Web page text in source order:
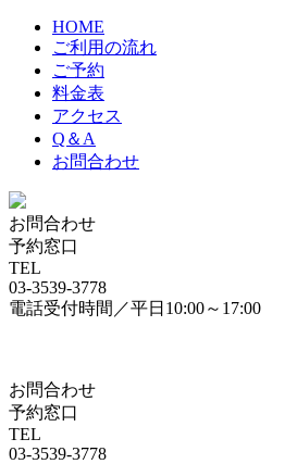
HOME
ご利用の流れ
ご予約
料金表
アクセス
Q＆A
お問合わせ
お問合わせ
予約窓口
TEL
03-3539-3778
電話受付時間／平日10:00～17:00
お問合わせ
予約窓口
TEL
03-3539-3778